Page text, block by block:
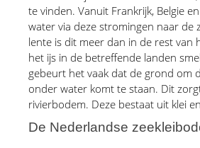
te vinden. Vanuit Frankrijk, Belgie
water via deze stromingen naar de
lente is dit meer dan in de rest van
het ijs in de betreffende landen
gebeurt het vaak dat de grond om
onder water komt te staan. Dit
rivierbodem. Deze bestaat uit klei
De Nederlandse